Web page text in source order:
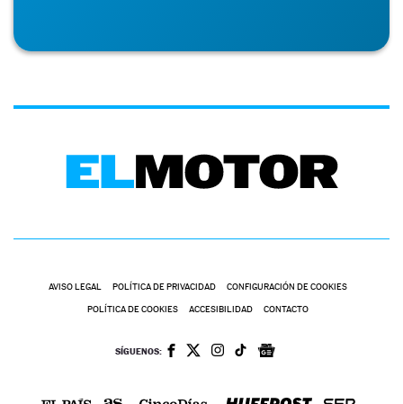
AVISO LEGAL POLÍTICA DE PRIVACIDAD CONFIGURACIÓN DE COOKIES
POLÍTICA DE COOKIES ACCESIBILIDAD CONTACTO
SÍGUENOS: